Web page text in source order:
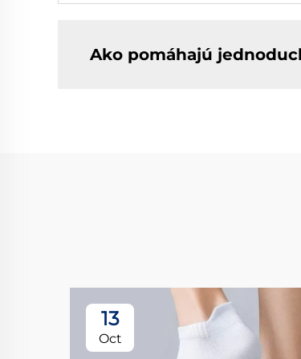
Ako pomáhajú
13
Oct